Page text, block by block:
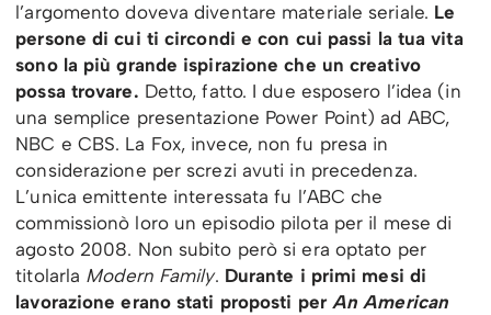
l’argomento doveva diventare materiale seriale. Le
persone di cui ti circondi e con cui passi la tua vita
sono la più grande ispirazione che un creativo
possa trovare. Detto, fatto. I due esposero l’idea (in
una semplice presentazione Power Point) ad ABC,
NBC e CBS. La Fox, invece, non fu presa in
considerazione per screzi avuti in precedenza.
L’unica emittente interessata fu l’ABC che
commissionò loro un episodio pilota per il mese di
agosto 2008. Non subito però si era optato per
titolarla Modern Family. Durante i primi mesi di
lavorazione erano stati proposti per An American